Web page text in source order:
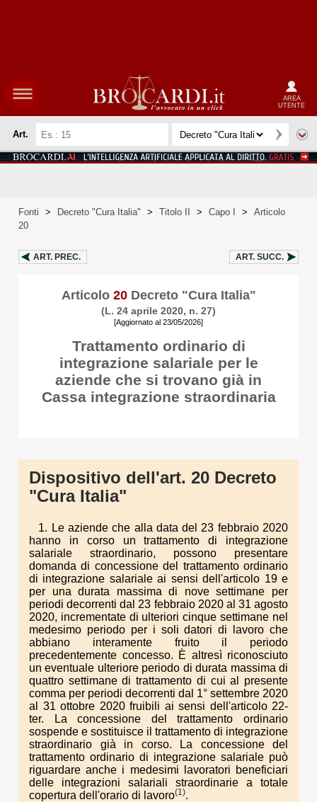
AREA
UTENTE
Art.
Fonti > Decreto "Cura Italia" > Titolo II > Capo I >
Articolo
20
ART. PREC. ART. SUCC.
Articolo 20Decreto "Cura Italia"
(L. 24 aprile 2020, n. 27)
[Aggiornato al 23/05/2026]
Trattamento ordinario di
integrazione salariale per le
aziende che si trovano già in
Cassa integrazione straordinaria
Dispositivo dell'art. 20 Decreto
"Cura Italia"
1. Le aziende che alla data del 23 febbraio 2020
hanno in corso un trattamento di integrazione
salariale straordinario, possono presentare
domanda di concessione del trattamento ordinario
di integrazione salariale ai sensi dell'articolo 19 e
per una durata massima di nove settimane per
periodi decorrenti dal 23 febbraio 2020 al 31 agosto
2020, incrementate di ulteriori cinque settimane nel
medesimo periodo per i soli datori di lavoro che
abbiano interamente fruito il periodo
precedentemente concesso. È altresì riconosciuto
un eventuale ulteriore periodo di durata massima di
quattro settimane di trattamento di cui al presente
comma per periodi decorrenti dal 1° settembre 2020
al 31 ottobre 2020 fruibili ai sensi dell'articolo 22-
ter. La concessione del trattamento ordinario
sospende e sostituisce il trattamento di integrazione
straordinario già in corso. La concessione del
trattamento ordinario di integrazione salariale può
riguardare anche i medesimi lavoratori beneficiari
delle integrazioni salariali straordinarie a totale
copertura dell'orario di lavoro(1).